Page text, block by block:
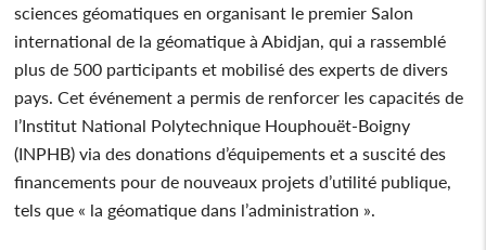
sciences géomatiques en organisant le premier Salon
international de la géomatique à Abidjan, qui a rassemblé
plus de 500 participants et mobilisé des experts de divers
pays. Cet événement a permis de renforcer les capacités de
l’Institut National Polytechnique Houphouët-Boigny
(INPHB) via des donations d’équipements et a suscité des
financements pour de nouveaux projets d’utilité publique,
tels que « la géomatique dans l’administration ».